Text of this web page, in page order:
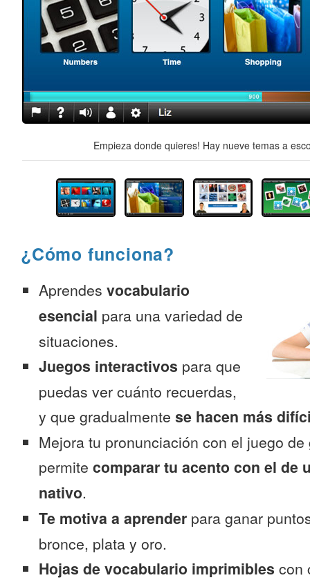
Empieza donde quieres! Hay nueve temas a
¿Cómo funciona?
Aprendes vocabulario
esencial para una variedad de
situaciones.
Juegos interactivos para que
puedas ver cuánto recuerdas,
y que gradualmente se hacen más
Mejora tu pronunciación con el juego
permite comparar tu acento con el de
nativo.
Te motiva a aprender para ganar
bronce, plata y oro.
Hojas de vocabulario imprimibles con